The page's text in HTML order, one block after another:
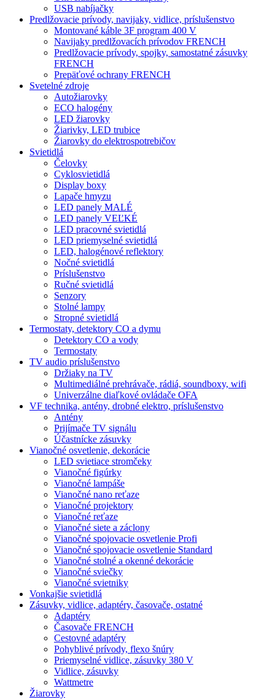
USB nabíjačky
Predlžovacie prívody, navijaky, vidlice, príslušenstvo
Montované káble 3F program 400 V
Navijaky predlžovacích prívodov FRENCH
Predlžovacie prívody, spojky, samostatné zásuvky
FRENCH
Prepäťové ochrany FRENCH
Svetelné zdroje
Autožiarovky
ECO halogény
LED žiarovky
Žiarivky, LED trubice
Žiarovky do elektrospotrebičov
Svietidlá
Čelovky
Cyklosvietidlá
Display boxy
Lapače hmyzu
LED panely MALÉ
LED panely VEĽKÉ
LED pracovné svietidlá
LED priemyselné svietidlá
LED, halogénové reflektory
Nočné svietidlá
Príslušenstvo
Ručné svietidlá
Senzory
Stolné lampy
Stropné svietidlá
Termostaty, detektory CO a dymu
Detektory CO a vody
Termostaty
TV audio príslušenstvo
Držiaky na TV
Multimediálné prehrávače, rádiá, soundboxy, wifi
Univerzálne diaľkové ovládače OFA
VF technika, antény, drobné elektro, príslušenstvo
Antény
Prijímače TV signálu
Účastnícke zásuvky
Vianočné osvetlenie, dekorácie
LED svietiace stromčeky
Vianočné figúrky
Vianočné lampáše
Vianočné nano reťaze
Vianočné projektory
Vianočné reťaze
Vianočné siete a záclony
Vianočné spojovacie osvetlenie Profi
Vianočné spojovacie osvetlenie Standard
Vianočné stolné a okenné dekorácie
Vianočné sviečky
Vianočné svietniky
Vonkajšie svietidlá
Zásuvky, vidlice, adaptéry, časovače, ostatné
Adaptéry
Časovače FRENCH
Cestovné adaptéry
Pohyblivé prívody, flexo šnúry
Priemyselné vidlice, zásuvky 380 V
Vidlice, zásuvky
Wattmetre
Žiarovky